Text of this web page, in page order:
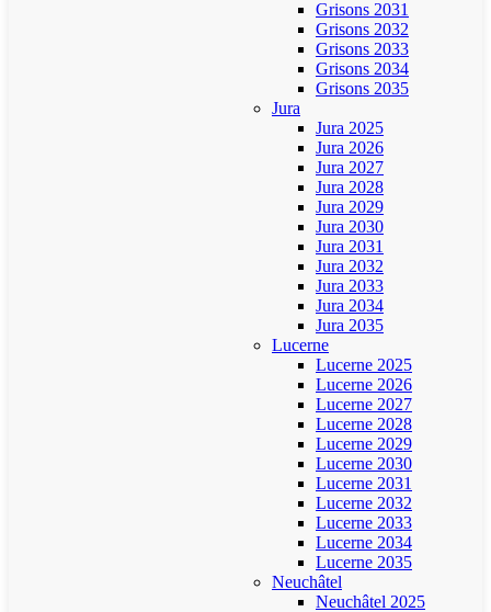
Grisons 2031
Grisons 2032
Grisons 2033
Grisons 2034
Grisons 2035
Jura
Jura 2025
Jura 2026
Jura 2027
Jura 2028
Jura 2029
Jura 2030
Jura 2031
Jura 2032
Jura 2033
Jura 2034
Jura 2035
Lucerne
Lucerne 2025
Lucerne 2026
Lucerne 2027
Lucerne 2028
Lucerne 2029
Lucerne 2030
Lucerne 2031
Lucerne 2032
Lucerne 2033
Lucerne 2034
Lucerne 2035
Neuchâtel
Neuchâtel 2025